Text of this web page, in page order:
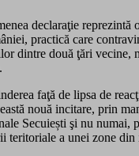
declaraţie reprezintă
practică care
dintre două ţări vecine,
faţă de lipsa de
nouă incitare, prin
Secuiești şi nu numai,
teritoriale a unei zone